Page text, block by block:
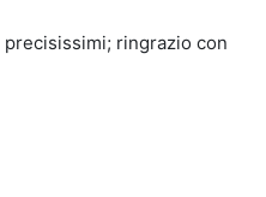
ringrazio con